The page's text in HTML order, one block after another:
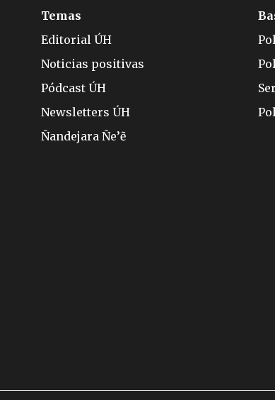
Temas
Editorial ÚH
Noticias positivas
Pódcast ÚH
Newsletters ÚH
Ñandejara Ñe’ẽ